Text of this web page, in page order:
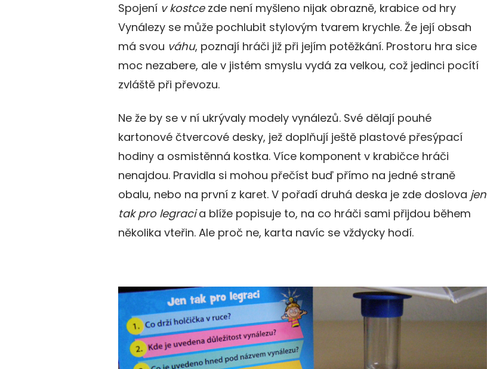
Spojení v kostcezde není myšleno nijak obrazně, krabice od hry
Vynálezy se může pochlubit stylovým tvarem krychle. Že její obsah
má svou váhu, poznají hráči již při jejím potěžkání. Prostoru hra sice
moc nezabere, ale v jistém smyslu vydá za velkou, což jedinci pocítí
zvláště při převozu.
Ne že by se v ní ukrývaly modely vynálezů. Své dělají pouhé
kartonové čtvercové desky, jež doplňují ještě plastové přesýpací
hodiny a osmistěnná kostka. Více komponent v krabičce hráči
nenajdou. Pravidla si mohou přečíst buď přímo na jedné straně
obalu, nebo na první z karet. V pořadí druhá deska je zde doslova jen
tak pro legracia blíže popisuje to, na co hráči sami přijdou během
několika vteřin. Ale proč ne, karta navíc se vždycky hodí.